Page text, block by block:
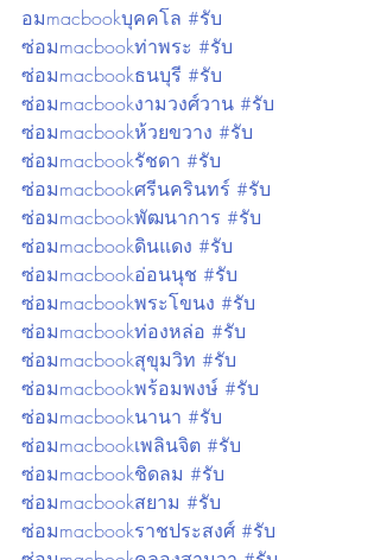
อมmacbookบุคคโล #รับ
ซ่อมmacbookท่าพระ #รับ
ซ่อมmacbookธนบุรี #รับ
ซ่อมmacbookงามวงศ์วาน #รับ
ซ่อมmacbookห้วยขวาง #รับ
ซ่อมmacbookรัชดา #รับ
ซ่อมmacbookศรีนครินทร์ #รับ
ซ่อมmacbookพัฒนาการ #รับ
ซ่อมmacbookดินแดง #รับ
ซ่อมmacbookอ่อนนุช #รับ
ซ่อมmacbookพระโขนง #รับ
ซ่อมmacbookท่องหล่อ #รับ
ซ่อมmacbookสุขุมวิท #รับ
ซ่อมmacbookพร้อมพงษ์ #รับ
ซ่อมmacbookนานา #รับ
ซ่อมmacbookเพลินจิต #รับ
ซ่อมmacbookชิดลม #รับ
ซ่อมmacbookสยาม #รับ
ซ่อมmacbookราชประสงศ์ #รับ